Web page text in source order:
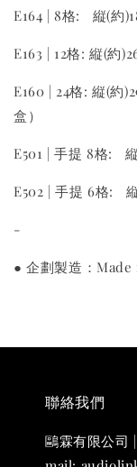
E164 | 8格: 縦(約
E163 | 12格: 縦(約
E160 | 24格: 縦(約
盒）
E501 | 手提 8格:
E502 | 手提 6格:
-
● 企劃製造：Made
聯絡我們
鷗霖有限公司